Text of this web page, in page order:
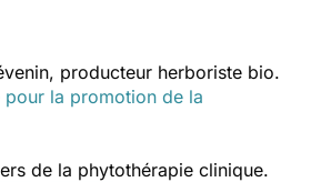
producteur herboriste bio.
la promotion de la
de la phytothérapie clinique.